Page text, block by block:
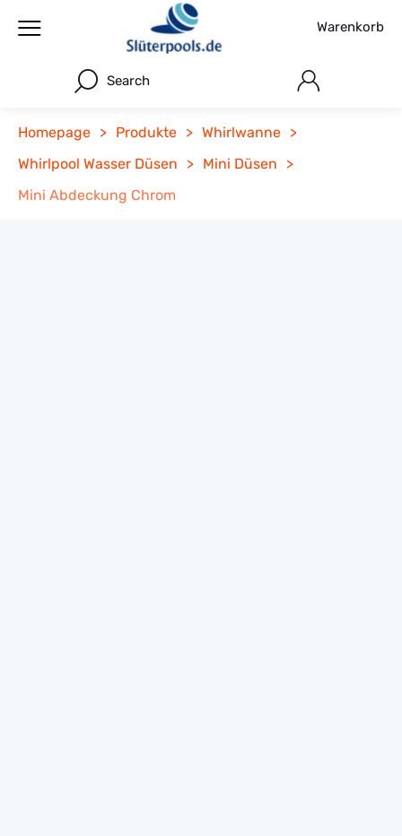
Warenkorb
Search
Homepage > Produkte > Whirlwanne >
Whirlpool Wasser Düsen
> Mini Düsen
>
Mini Abdeckung Chrom